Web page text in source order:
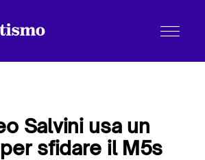
Salvini usa un
sfidare il M5s